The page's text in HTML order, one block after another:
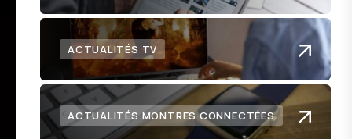
ACTUALITÉS TV
ACTUALITÉS MONTRES CONNECTÉES